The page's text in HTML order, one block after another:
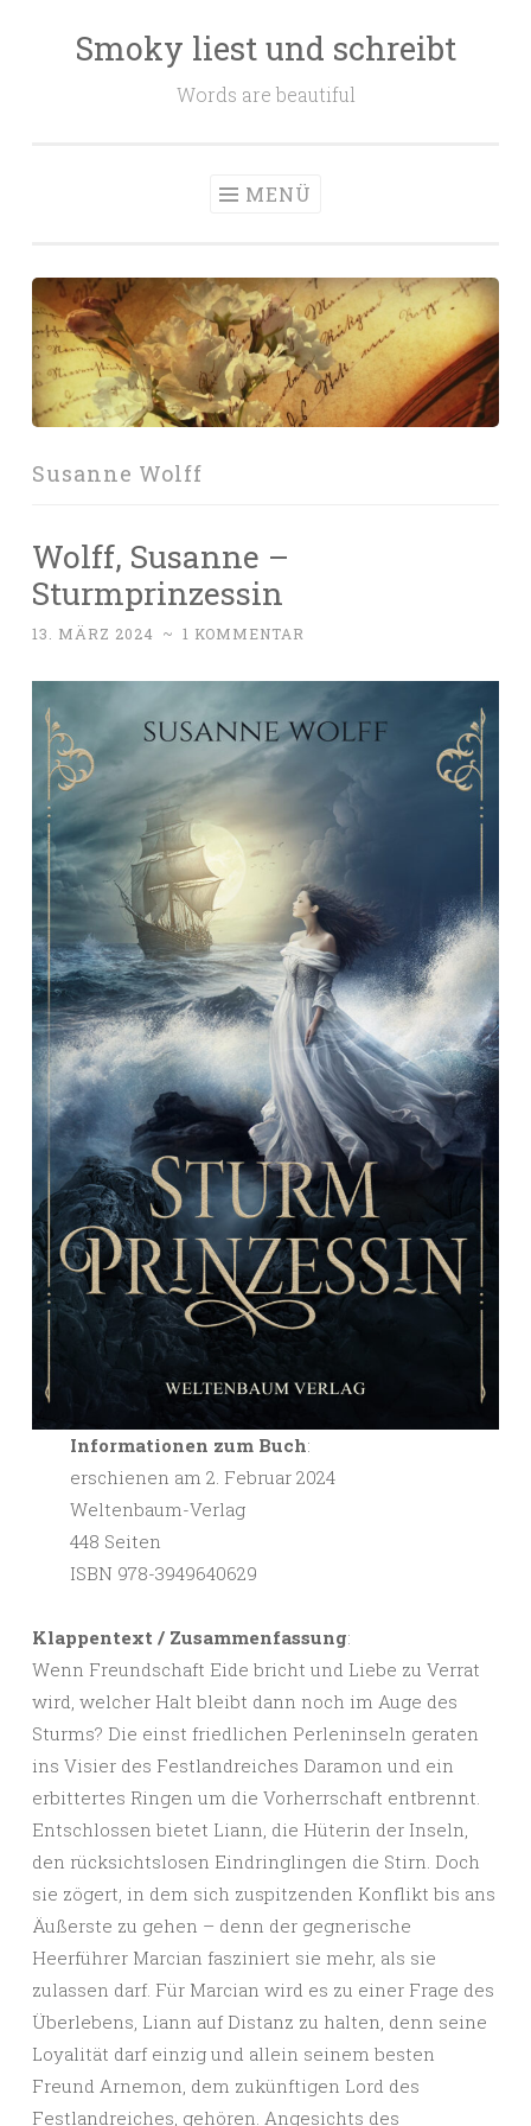
Smoky liest und schreibt
Words are beautiful
MENÜ
Susanne Wolff
Wolff, Susanne –
Sturmprinzessin
13. MÄRZ 2024 ~ 1 KOMMENTAR
Informationen zum Buch:
erschienen am 2. Februar 2024
Weltenbaum-Verlag
448 Seiten
ISBN 978-3949640629
Klappentext / Zusammenfassung:
Wenn Freundschaft Eide bricht und Liebe zu Verrat
wird, welcher Halt bleibt dann noch im Auge des
Sturms? Die einst friedlichen Perleninseln geraten
ins Visier des Festlandreiches Daramon und ein
erbittertes Ringen um die Vorherrschaft entbrennt.
Entschlossen bietet Liann, die Hüterin der Inseln,
den rücksichtslosen Eindringlingen die Stirn. Doch
sie zögert, in dem sich zuspitzenden Konflikt bis ans
Äußerste zu gehen – denn der gegnerische
Heerführer Marcian fasziniert sie mehr, als sie
zulassen darf. Für Marcian wird es zu einer Frage des
Überlebens, Liann auf Distanz zu halten, denn seine
Loyalität darf einzig und allein seinem besten
Freund Arnemon, dem zukünftigen Lord des
Festlandreiches, gehören. Angesichts des